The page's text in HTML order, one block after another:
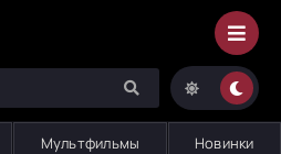
Мультфильмы Новинки